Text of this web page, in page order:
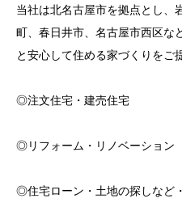
当社は北名古屋市を拠点とし、
町、春日井市、名古屋市西区な
と安心して住める家づくりをご
◎注文住宅・建売住宅
◎リフォーム・リノベーション
◎住宅ローン・土地の探しなど